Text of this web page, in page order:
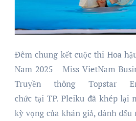
Đêm chung kết cuộc thi Hoa
Nam 2025 – Miss VietNam
Truyền thông Topstar
chức tại TP. Pleiku đã khép lại
kỳ vọng của khán giả, đánh